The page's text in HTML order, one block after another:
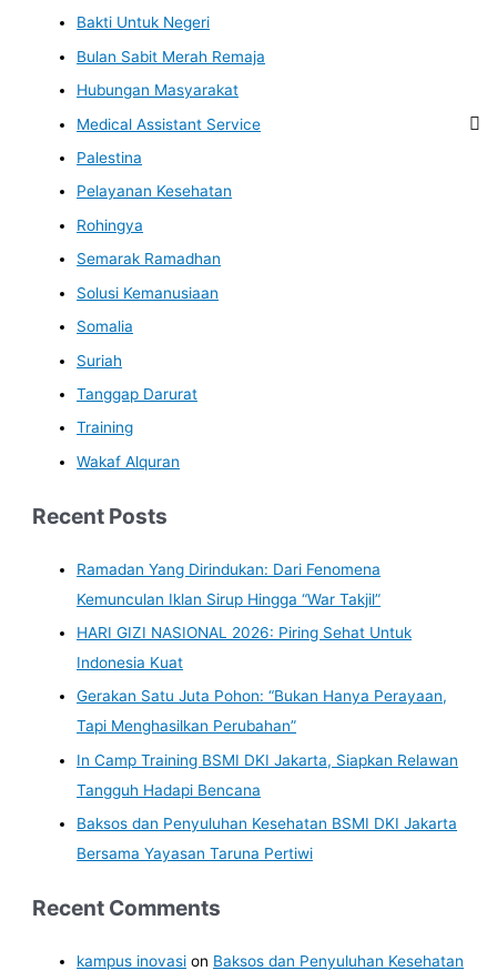
Bakti Untuk Negeri
Bulan Sabit Merah Remaja
Hubungan Masyarakat
Medical Assistant Service
Palestina
Pelayanan Kesehatan
Rohingya
Semarak Ramadhan
Solusi Kemanusiaan
Somalia
Suriah
Tanggap Darurat
Training
Wakaf Alquran
Recent Posts
Ramadan Yang Dirindukan: Dari Fenomena
Kemunculan Iklan Sirup Hingga “War Takjil”
HARI GIZI NASIONAL 2026: Piring Sehat Untuk
Indonesia Kuat
Gerakan Satu Juta Pohon: “Bukan Hanya Perayaan,
Tapi Menghasilkan Perubahan”
In Camp Training BSMI DKI Jakarta, Siapkan Relawan
Tangguh Hadapi Bencana
Baksos dan Penyuluhan Kesehatan BSMI DKI Jakarta
Bersama Yayasan Taruna Pertiwi
Recent Comments
kampus inovasi on Baksos dan Penyuluhan Kesehatan